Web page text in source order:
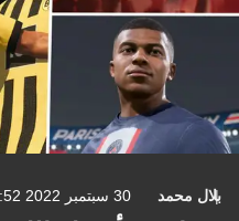
بلال محمد 30 سبتمبر 2022 10:52-04:00